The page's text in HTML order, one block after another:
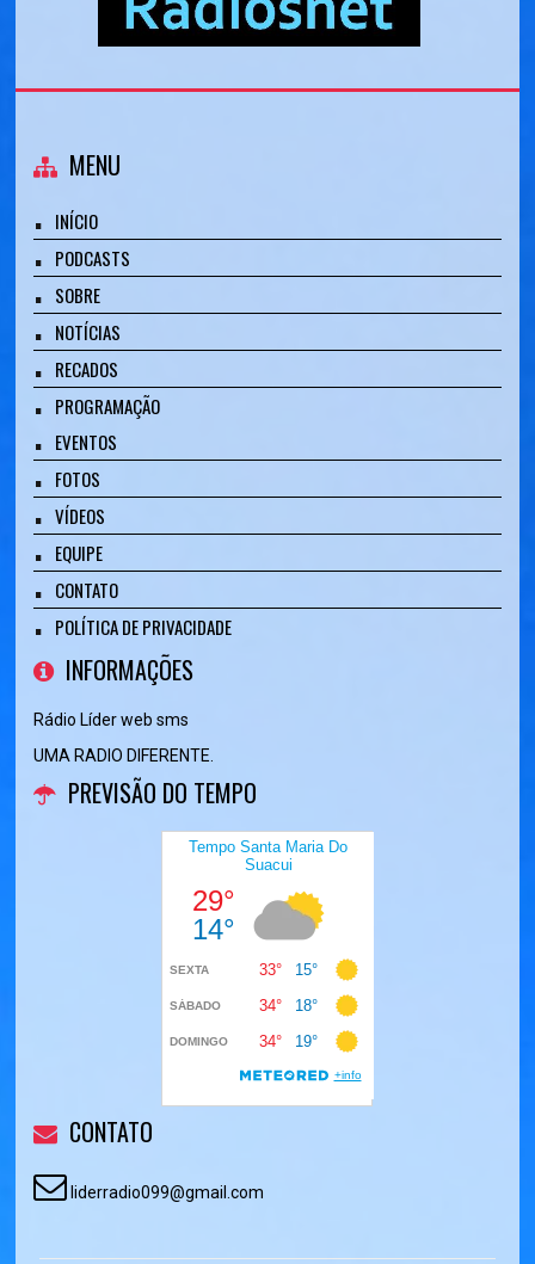
MENU
INÍCIO
PODCASTS
SOBRE
NOTÍCIAS
RECADOS
PROGRAMAÇÃO
EVENTOS
FOTOS
VÍDEOS
EQUIPE
CONTATO
POLÍTICA DE PRIVACIDADE
INFORMAÇÕES
Rádio Líder web sms
UMA RADIO DIFERENTE.
PREVISÃO DO TEMPO
CONTATO
liderradio099@gmail.com